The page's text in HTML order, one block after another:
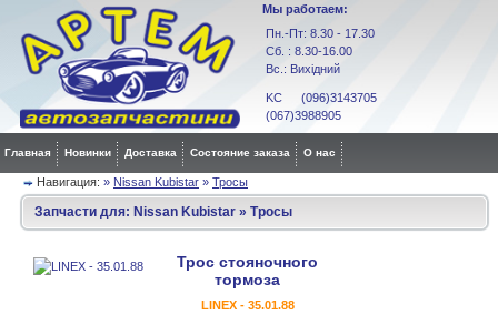
Мы работаем:
Пн.-Пт: 8.30 - 17.30
Сб. : 8.30-16.00
Вс.: Вихідний
KC (096)3143705
(067)3988905
Главная Новинки Доставка Состояние заказа О нас
Навигация: » Nissan Kubistar » Тросы
Запчасти для: Nissan Kubistar » Тросы
Трос стояночного
тормоза
LINEX - 35.01.88